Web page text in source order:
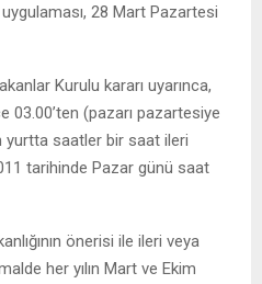
28 Mart Pazartesi
Kurulu kararı uyarınca,
03.00’ten (pazarı pazartesiye
saatler bir saat ileri
tarihinde Pazar günü saat
önerisi ile ileri veya
her yılın Mart ve Ekim